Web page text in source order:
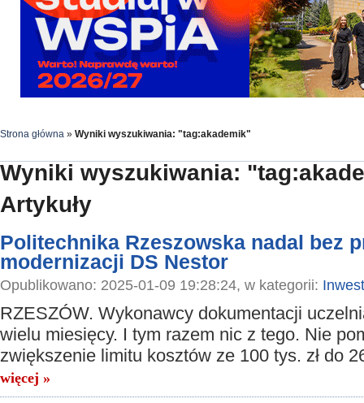
Strona główna » Wyniki wyszukiwania: "tag:akademik"
Wyniki wyszukiwania:
Artykuły
Politechnika Rzeszowska nadal bez
modernizacji DS Nestor
Opublikowano: 2025-01-09 19:28:24, w kategorii:
RZESZÓW. Wykonawcy dokumentacji
wielu miesięcy. I tym razem nic z tego. Nie
zwiększenie limitu kosztów ze 100 tys. zł do
więcej »